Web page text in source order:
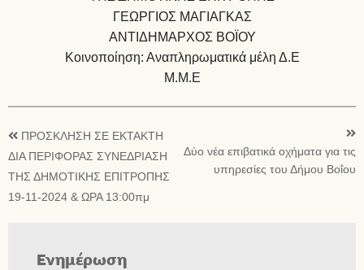
ΓΕΩΡΓΙΟΣ ΜΑΓΙΑΓΚΑΣ
ΑΝΤΙΔΗΜΑΡΧΟΣ ΒΟΪΟΥ
Κοινοποίηση: Αναπληρωματικά μέλη Δ.Ε
Μ.Μ.Ε
ΠΡΟΣΚΛΗΣΗ ΣΕ ΕΚΤΑΚΤΗ
ΔΙΑ ΠΕΡΙΦΟΡΑΣ ΣΥΝΕΔΡΙΑΣΗ
ΤΗΣ ΔΗΜΟΤΙΚΗΣ ΕΠΙΤΡΟΠΗΣ
19-11-2024 & ΩΡΑ 13:00πμ
Δύο νέα επιβατικά οχήματα για τις
υπηρεσίες του Δήμου Βοΐου
Ενημέρωση